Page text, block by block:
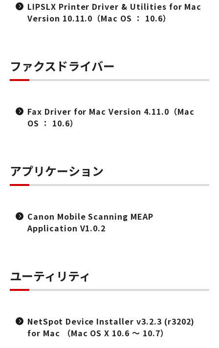
LIPSLX Printer Driver & Utilities for Mac
Version 10.11.0（Mac OS ： 10.6）
ファクスドライバー
Fax Driver for Mac Version 4.11.0（Mac
OS ： 10.6）
アプリケーション
Canon Mobile Scanning MEAP
Application V1.0.2
ユーティリティ
NetSpot Device Installer v3.2.3 (r3202)
for Mac （Mac OS X 10.6 ～ 10.7）